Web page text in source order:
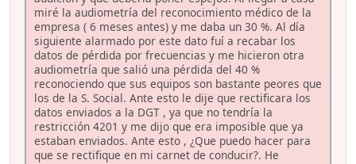
miré la audiometría del reconocimiento médico de la
empresa ( 6 meses antes) y me daba un 30 %. Al día
siguiente alarmado por este dato fuí a recabar los
datos de pérdida por frecuencias y me hicieron otra
audiometría que salió una pérdida del 40 %
reconociendo que sus equipos son bastante peores que
los de la S. Social. Ante esto le dije que rectificara los
datos enviados a la DGT , ya que no tendría la
restricción 4201 y me dijo que era imposible que ya
estaban enviados. Ante esto , ¿Que puedo hacer para
que se rectifique en mi carnet de conducir?. He